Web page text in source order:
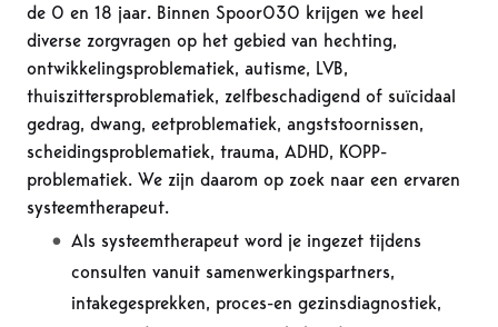
de 0 en 18 jaar. Binnen Spoor030 krijgen we heel
diverse zorgvragen op het gebied van hechting,
ontwikkelingsproblematiek, autisme, LVB,
thuiszittersproblematiek, zelfbeschadigend of suïcidaal
gedrag, dwang, eetproblematiek, angststoornissen,
scheidingsproblematiek, trauma, ADHD, KOPP-
problematiek. We zijn daarom op zoek naar een ervaren
systeemtherapeut.
Als systeemtherapeut word je ingezet tijdens
consulten vanuit samenwerkingspartners,
intakegesprekken, proces-en gezinsdiagnostiek,